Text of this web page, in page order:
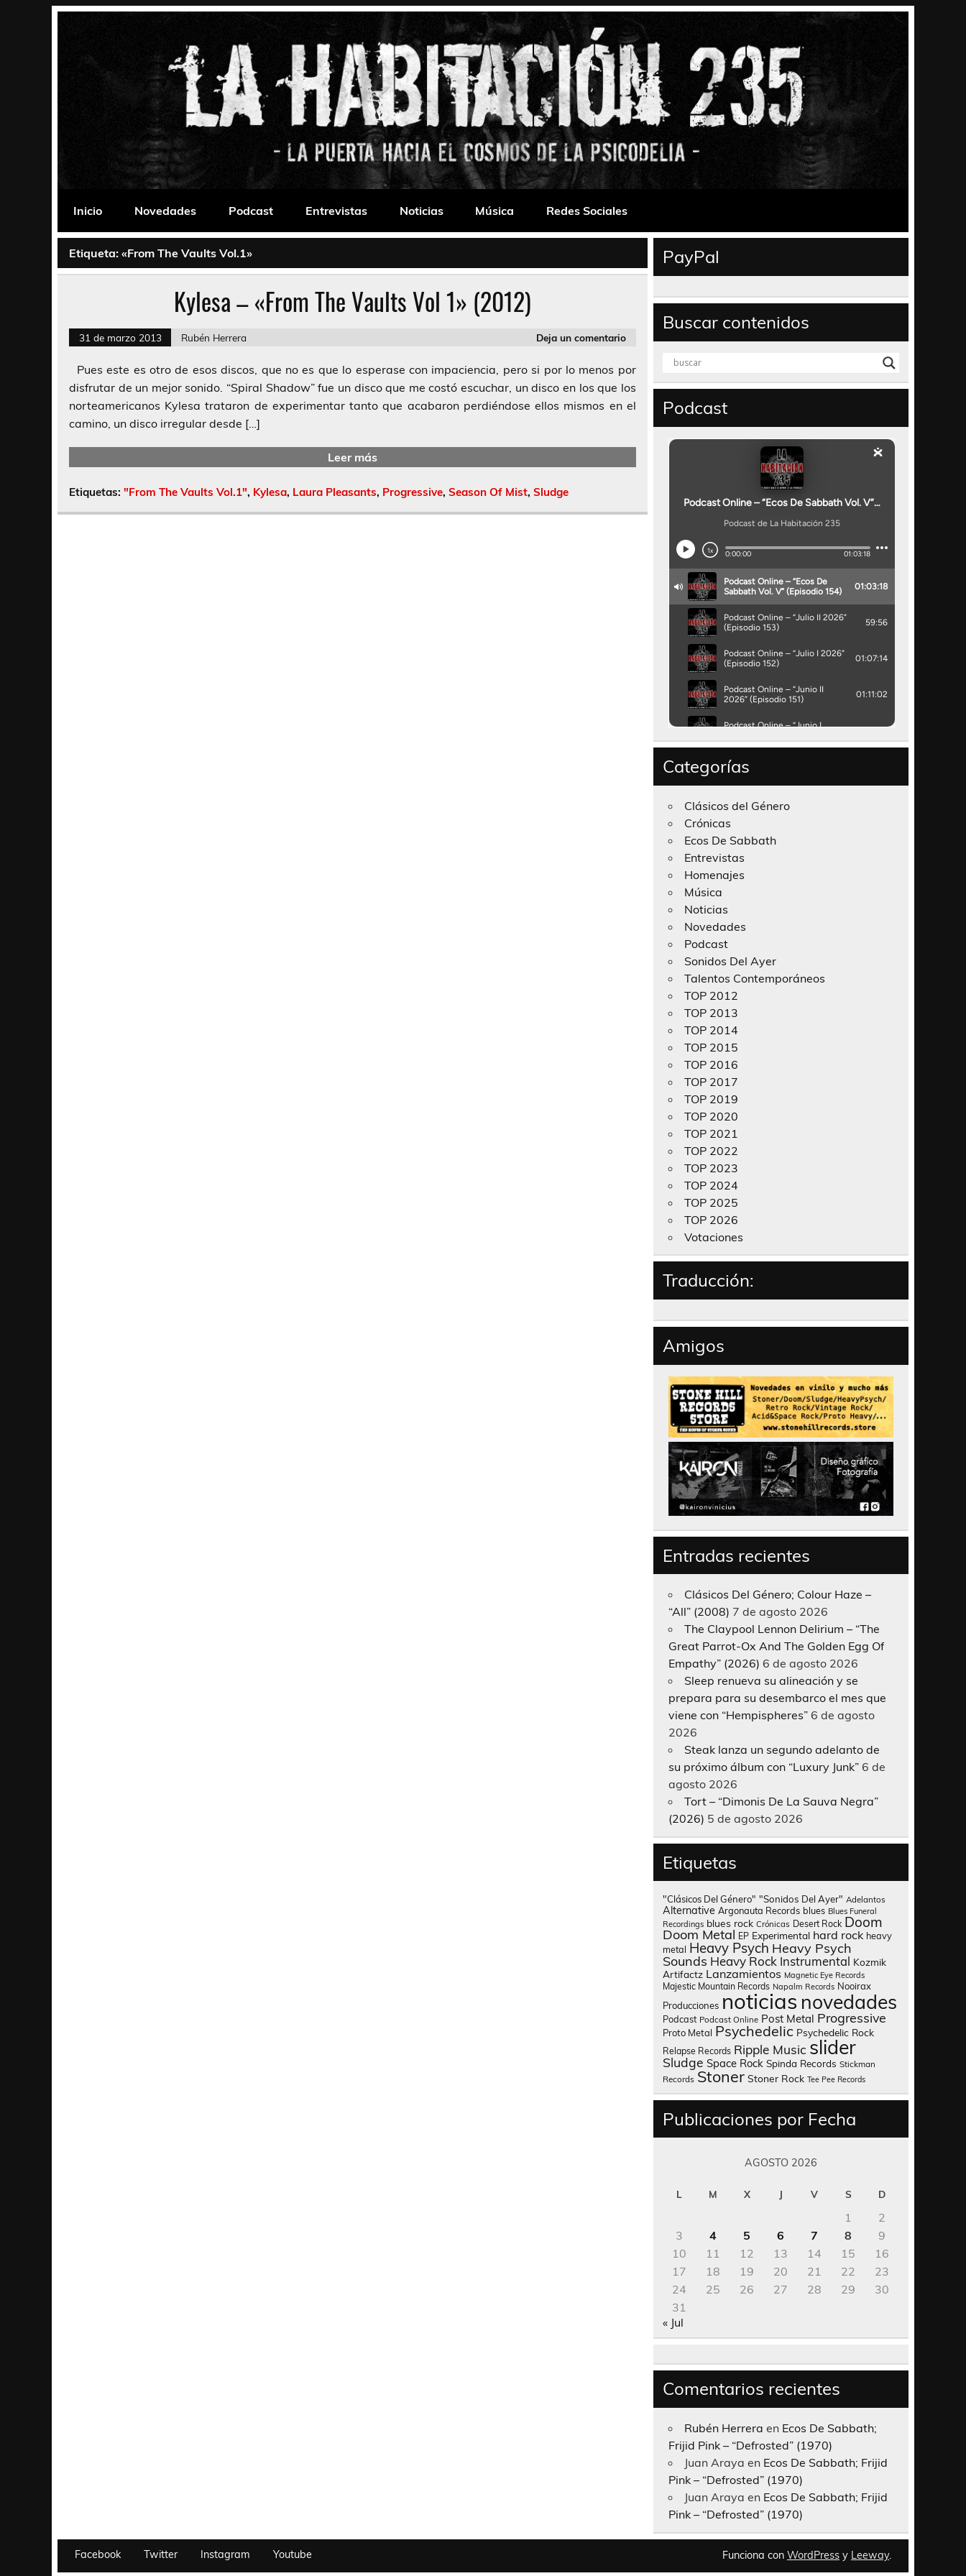
La Habitación 235
Inicio
Novedades Podcast Entrevistas Noticias Música Redes Sociales
Etiqueta: «From The Vaults Vol.1»
Kylesa – «From The Vaults Vol 1» (2012)
31 de marzo 2013 Rubén Herrera Deja un comentario
Pues este es otro de esos discos, que no es que lo esperase con impaciencia, pero si por lo menos por
disfrutar de un mejor sonido. “Spiral Shadow” fue un disco que me costó escuchar, un disco en los que los
norteamericanos Kylesa trataron de experimentar tanto que acabaron perdiéndose ellos mismos en el
camino, un disco irregular desde […]
Leer más
Etiquetas: "From The Vaults Vol.1", Kylesa, Laura Pleasants, Progressive, Season Of Mist, Sludge
PayPal
Buscar contenidos
Podcast
Categorías
Clásicos del Género
Crónicas
Ecos De Sabbath
Entrevistas
Homenajes
Música
Noticias
Novedades
Podcast
Sonidos Del Ayer
Talentos Contemporáneos
TOP 2012
TOP 2013
TOP 2014
TOP 2015
TOP 2016
TOP 2017
TOP 2019
TOP 2020
TOP 2021
TOP 2022
TOP 2023
TOP 2024
TOP 2025
TOP 2026
Votaciones
Traducción:
Amigos
Entradas recientes
Clásicos Del Género; Colour Haze –
“All” (2008) 7 de agosto 2026
The Claypool Lennon Delirium – “The
Great Parrot-Ox And The Golden Egg Of
Empathy” (2026) 6 de agosto 2026
Sleep renueva su alineación y se
prepara para su desembarco el mes que
viene con “Hempispheres” 6 de agosto
2026
Steak lanza un segundo adelanto de
su próximo álbum con “Luxury Junk” 6 de
agosto 2026
Tort – “Dimonis De La Sauva Negra”
(2026) 5 de agosto 2026
Etiquetas
"Clásicos Del Género" "Sonidos Del Ayer" Adelantos
Alternative Argonauta Records blues Blues Funeral
Recordings blues rock Crónicas Desert Rock Doom
Doom Metal EP Experimental hard rock heavy
metal Heavy Psych Heavy Psych
Sounds Heavy Rock Instrumental Kozmik
Artifactz Lanzamientos Magnetic Eye Records
Majestic Mountain Records Napalm Records Nooirax
Producciones noticias novedades
Podcast Podcast Online Post Metal Progressive
Proto Metal Psychedelic Psychedelic Rock
Relapse Records Ripple Music slider
Sludge Space Rock Spinda Records Stickman
Records Stoner Stoner Rock Tee Pee Records
Publicaciones por Fecha
AGOSTO 2026
L M X J V S D
1
2
3
4 5 6 7 8
9
10
11 12 13 14 15
16
17
18 19 20 21 22
23
24
25 26 27 28 29
30
31
« Jul
Comentarios recientes
Rubén Herrera en Ecos De Sabbath;
Frijid Pink – “Defrosted” (1970)
Juan Araya en Ecos De Sabbath; Frijid
Pink – “Defrosted” (1970)
Juan Araya en Ecos De Sabbath; Frijid
Pink – “Defrosted” (1970)
Facebook Twitter Instagram Youtube Funciona con WordPress y Leeway.